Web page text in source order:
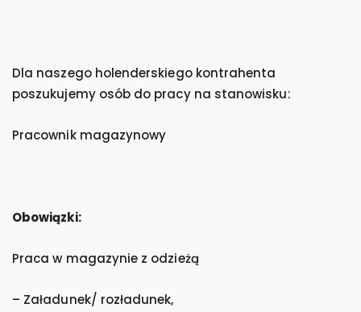
Dla naszego holenderskiego kontrahenta
poszukujemy osób do pracy na stanowisku:
Pracownik magazynowy
Obowiązki:
Praca w magazynie z odzieżą
– Załadunek/ rozładunek,